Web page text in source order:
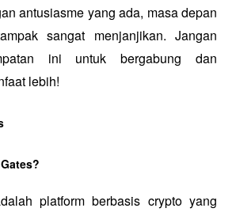
antusiasme yang ada, masa depan
sangat menjanjikan. Jangan
ini untuk bergabung dan
lebih!
platform berbasis crypto yang